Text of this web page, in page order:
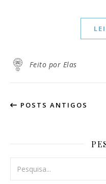
Feito por Elas
POSTS ANTIGOS